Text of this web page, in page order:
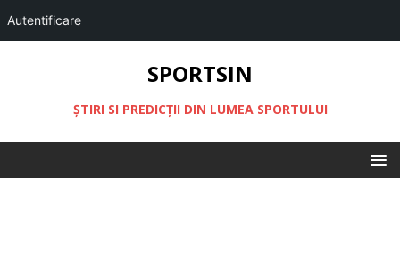
Autentificare
SPORTSIN
ŞTIRI SI PREDICŢII DIN LUMEA SPORTULUI